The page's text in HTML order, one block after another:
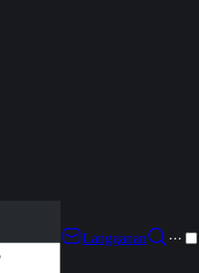
Langganan
···